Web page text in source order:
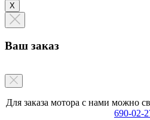
Х
Ваш заказ
Для заказа мотора с нами можно
690-02-